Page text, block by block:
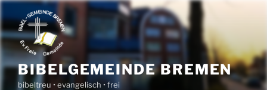
Inhalt
springen
BIBELGEMEINDE BREMEN
bibeltreu • evangelisch • frei